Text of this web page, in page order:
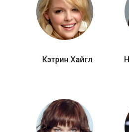
Кэтрин Хайгл